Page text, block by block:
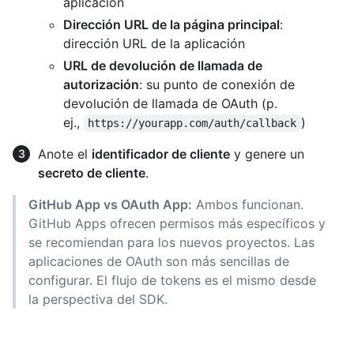
Dirección URL de la página principal:
dirección URL de la aplicación
URL de devolución de llamada de
autorización: su punto de conexión de
devolución de llamada de OAuth (p.
ej.,
https://yourapp.com/auth/callback )
Anote el identificador de cliente y genere un
secreto de cliente.
GitHub App vs OAuth App: Ambos funcionan.
GitHub Apps ofrecen permisos más específicos y
se recomiendan para los nuevos proyectos. Las
aplicaciones de OAuth son más sencillas de
configurar. El flujo de tokens es el mismo desde
la perspectiva del SDK.